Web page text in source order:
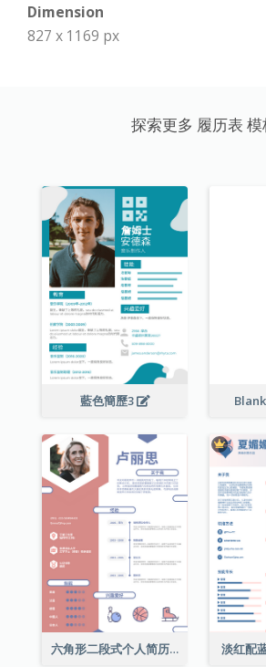
Dimension
827 x 1169 px
探索更多 履历表 模
藍色簡歷3
六角形二段式个人简历 淡红配